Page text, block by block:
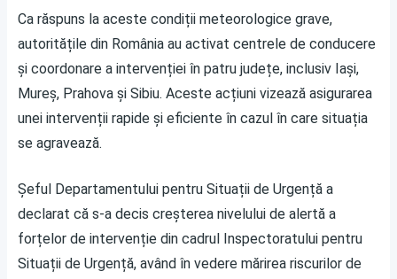
Ca răspuns la aceste condiții meteorologice grave,
autoritățile din România au activat centrele de conducere
și coordonare a intervenției în patru județe, inclusiv Iași,
Mureș, Prahova și Sibiu. Aceste acțiuni vizează asigurarea
unei intervenții rapide și eficiente în cazul în care situația
se agravează.
Șeful Departamentului pentru Situații de Urgență a
declarat că s-a decis creșterea nivelului de alertă a
forțelor de intervenție din cadrul Inspectoratului pentru
Situații de Urgență, având în vedere mărirea riscurilor de